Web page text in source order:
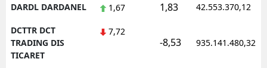
DARDL DARDANEL 1,67 1,83 42.553.370,12
DCTTR DCT
TRADING DIS
TICARET
7,72
-8,53 935.141.480,32